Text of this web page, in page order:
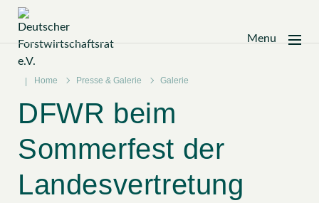
Zum
Inhalt
springen
Menu
Home Presse & Galerie Galerie
DFWR beim
Sommerfest der
Landesvertretung